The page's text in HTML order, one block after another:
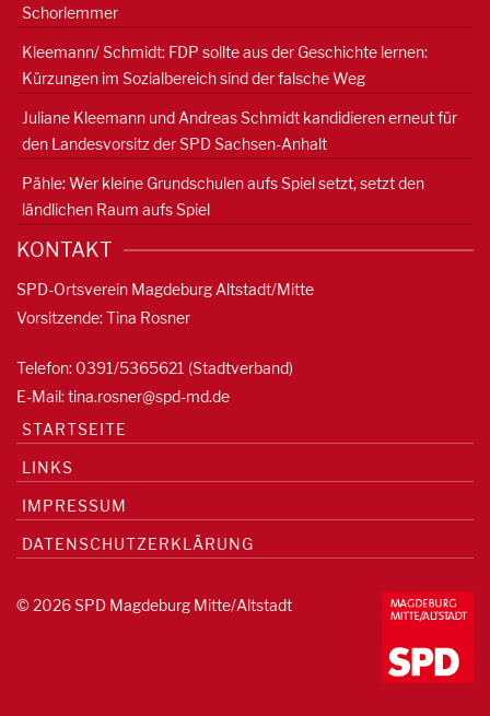
Schorlemmer
Kleemann/ Schmidt: FDP sollte aus der Geschichte lernen:
Kürzungen im Sozialbereich sind der falsche Weg
Juliane Kleemann und Andreas Schmidt kandidieren erneut für
den Landesvorsitz der SPD Sachsen-Anhalt
Pähle: Wer kleine Grundschulen aufs Spiel setzt, setzt den
ländlichen Raum aufs Spiel
KONTAKT
SPD-Ortsverein Magdeburg Altstadt/Mitte
Vorsitzende: Tina Rosner
Telefon: 0391/5365621 (Stadtverband)
E-Mail:tina.rosner@spd-md.de
STARTSEITE
LINKS
IMPRESSUM
DATENSCHUTZERKLÄRUNG
© 2026 SPD Magdeburg Mitte/Altstadt